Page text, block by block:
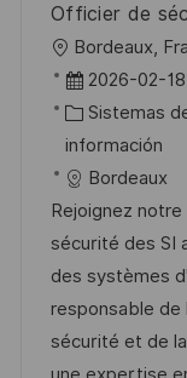
c
a
c
i
ó
n
Officier de
U
b
a
c
i
ó
n
Bordeaux,
F
e
c
h
a
d
e
p
u
b
2026-02-18
C
a
t
e
g
o
r
í
a
Sistemas
información
Bordeaux
Rejoignez
sécurité des SI
des systèmes
responsable
sécurité et de